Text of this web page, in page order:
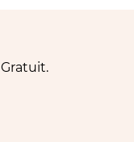
Gratuit.